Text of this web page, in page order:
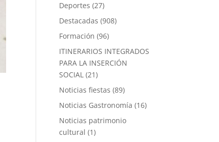
Deportes (27)
Destacadas (908)
Formación (96)
ITINERARIOS INTEGRADOS
PARA LA INSERCIÓN
SOCIAL (21)
Noticias fiestas (89)
Noticias Gastronomía (16)
Noticias patrimonio
cultural (1)